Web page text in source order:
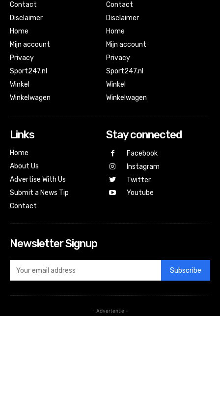
Contact
Disclaimer
Home
Mijn account
Privacy
Sport247.nl
Winkel
Winkelwagen
Contact
Disclaimer
Home
Mijn account
Privacy
Sport247.nl
Winkel
Winkelwagen
Links
Home
About Us
Advertise With Us
Submit a News Tip
Contact
Stay connected
Facebook
Instagram
Twitter
Youtube
Newsletter Signup
Subscribe
- Advertentie -